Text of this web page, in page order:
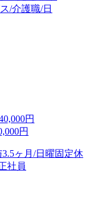
円
円
3.5ヶ月/日曜固定休
社員